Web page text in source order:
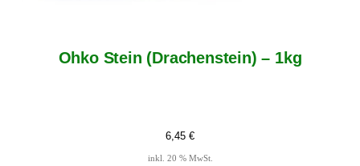
Ohko Stein (Drachenstein) – 1kg
6,45 €
inkl. 20 % MwSt.